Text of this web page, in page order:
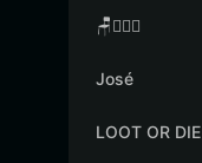
🪑👳🏾‍♂️
José
LOOT OR DIE